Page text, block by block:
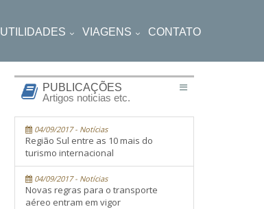
UTILIDADES VIAGENS CONTATO
PUBLICAÇÕES
Artigos noticias etc.
04/09/2017 - Notícias
Região Sul entre as 10 mais do
turismo internacional
04/09/2017 - Notícias
Novas regras para o transporte
aéreo entram em vigor